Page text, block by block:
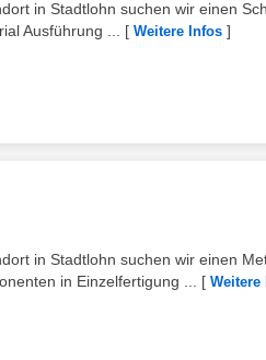
in Stadtlohn suchen wir einen
Ausführung ...
[ Weitere Infos ]
in Stadtlohn suchen wir einen
in Einzelfertigung ...
[ Weitere